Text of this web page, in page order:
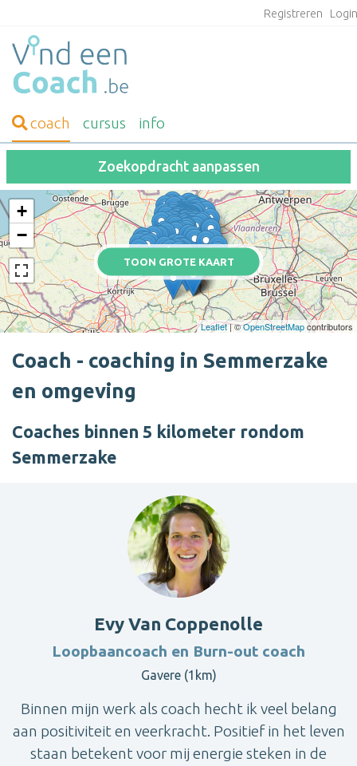
Registreren
coach cursus info
Zoekopdracht aanpassen
TOON GROTE KAART
+
−
Leaflet| ©OpenStreetMapcontributors
Coach - coaching in Semmerzake
en omgeving
Coaches binnen 5 kilometer rondom
Semmerzake
Evy Van Coppenolle
Loopbaancoach en Burn-out coach
Gavere (1km)
Binnen mijn werk als coach hecht ik veel belang
aan positiviteit en veerkracht. Positief in het leven
staan betekent voor mij energie steken in de